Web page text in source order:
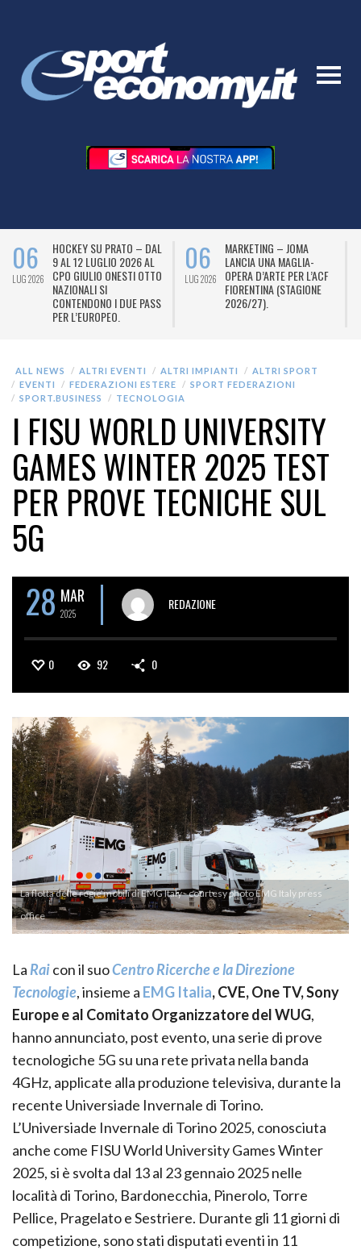
06
LUG 2026
HOCKEY SU PRATO – DAL
9 AL 12 LUGLIO 2026 AL
CPO GIULIO ONESTI OTTO
NAZIONALI SI
CONTENDONO I DUE PASS
PER L’EUROPEO.
06
LUG 2026
MARKETING – JOMA
LANCIA UNA MAGLIA-
OPERA D’ARTE PER L’ACF
FIORENTINA (STAGIONE
2026/27).
ALL NEWS ALTRI EVENTI ALTRI IMPIANTI
ALTRI SPORT
EVENTI
FEDERAZIONI ESTERE
SPORT FEDERAZIONI
SPORT.BUSINESS
TECNOLOGIA
I FISU WORLD UNIVERSITY
GAMES WINTER 2025 TEST
PER PROVE TECNICHE SUL
5G
28 MAR
2025
REDAZIONE
0 92 0
La flotta delle regie mobili di EMG Italy - courtesy photo EMG Italy press
office
La Raicon il suoCentro Ricerche e la Direzione
Tecnologie, insieme a EMG Italia, CVE, One TV, Sony
Europe e al Comitato Organizzatore del WUG,
hanno annunciato, post evento, una serie di prove
tecnologiche 5G su una rete privata nella banda
4GHz, applicate alla produzione televisiva, durante la
recente Universiade Invernale di Torino.
L’Universiade Invernale di Torino 2025, conosciuta
anche come FISU World University Games Winter
2025, si è svolta dal 13 al 23 gennaio 2025 nelle
località di Torino, Bardonecchia, Pinerolo, Torre
Pellice, Pragelato e Sestriere. Durante gli 11 giorni di
competizione, sono stati disputati eventi in 11